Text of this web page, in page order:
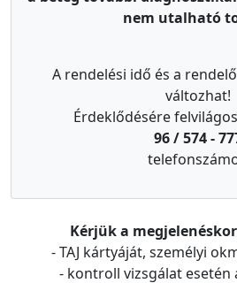
nem utalható
A rendelési idő és a
változhat!
Érdeklődésére
96 / 574 -
Kérjük a
- TAJ kártyáját, személyi
- kontroll vizsgálat esetén